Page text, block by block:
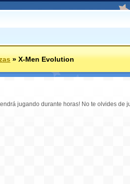
»X-Men Evolution
jugando durante horas! No te olvides de